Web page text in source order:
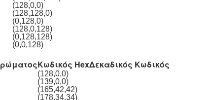
(128,0,0)
(128,128,0)
(0,128,0)
(128,0,128)
(0,128,128)
(0,0,128)
Κωδικός HexΔεκαδικός Κωδικός
(128,0,0)
(139,0,0)
(165,42,42)
(178,34,34)